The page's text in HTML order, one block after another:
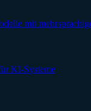
mit
KI-Systeme